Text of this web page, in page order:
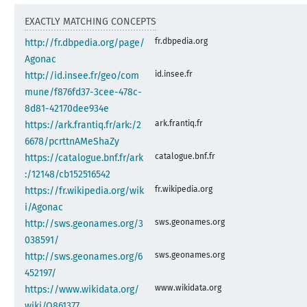
EXACTLY MATCHING CONCEPTS
http://fr.dbpedia.org/page/
Agonac
fr.dbpedia.org
http://id.insee.fr/geo/com
mune/f876fd37-3cee-478c-
8d81-42170dee934e
id.insee.fr
https://ark.frantiq.fr/ark:/2
6678/pcrttnAMeShaZy
ark.frantiq.fr
https://catalogue.bnf.fr/ark
:/12148/cb152516542
catalogue.bnf.fr
https://fr.wikipedia.org/wik
i/Agonac
fr.wikipedia.org
http://sws.geonames.org/3
038591/
sws.geonames.org
http://sws.geonames.org/6
452197/
sws.geonames.org
https://www.wikidata.org/
www.wikidata.org